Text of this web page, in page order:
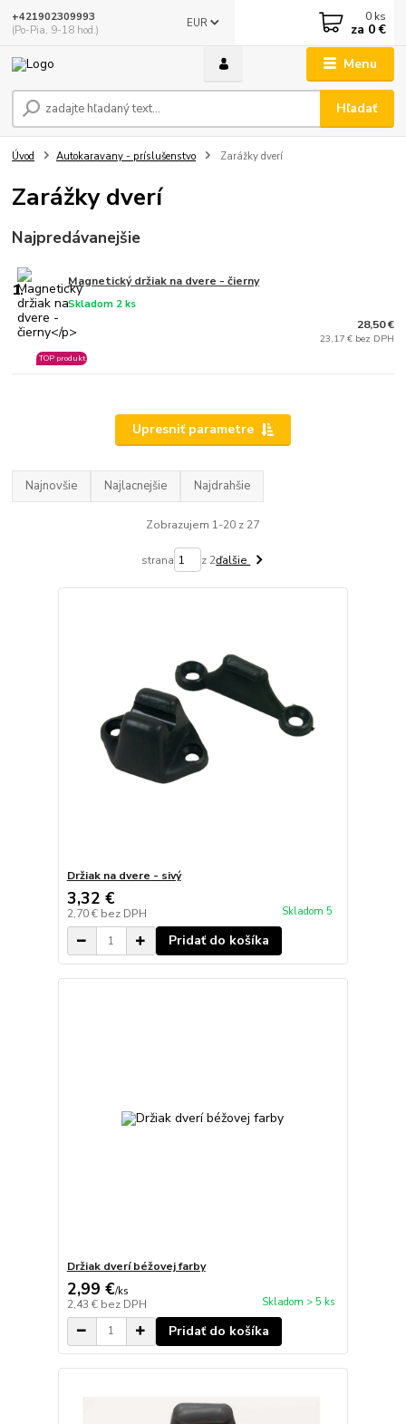
Menu
EUR
Hľadať
+421902309993
(Po-Pia, 9-18 hod.)
0 ks
za 0 €
Úvod Autokaravany - príslušenstvo Zarážky dverí
Zarážky dverí
Najpredávanejšie
1. Magnetický držiak na dvere - čierny
Skladom 2 ks
TOP produkt
28,50 €
23,17 € bez DPH
Upresniť parametre
Najnovšie Najlacnejšie Najdrahšie
Zobrazujem 1-20 z 27
strana z 2ďalšie
Držiak na dvere - sivý
3,32 €
2,70 € bez DPH Skladom 5
Pridať do košíka
Držiak dverí béžovej farby
2,99 €/ks
2,43 € bez DPH Skladom > 5 ks
Pridať do košíka